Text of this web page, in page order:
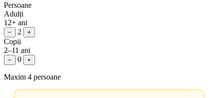
Persoane
Adulți
12+ ani
− 2 +
Copii
2–11 ani
− 0 +
Maxim 4 persoane